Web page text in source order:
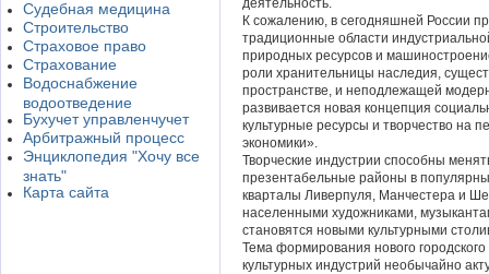
Судебная медицина
Строительство
Страховое право
Страхование
Водоснабжение
водоотведение
Бухучет управленчучет
Арбитражный процесс
Энциклопедия "Хочу все
знать"
Карта сайта
деятельность.
К сожалению, в сегодняшней России
традиционные области
природных ресурсов и
роли хранительницы наследия,
пространстве, и неподлежащей
развивается новая концепция
культурные ресурсы и творчество на
экономики».
Творческие индустрии способны
презентабельные районы в
кварталы Ливерпуля, Манчестера и
населенными художниками,
становятся новыми культурными
Тема формирования нового
культурных индустрий необычайно